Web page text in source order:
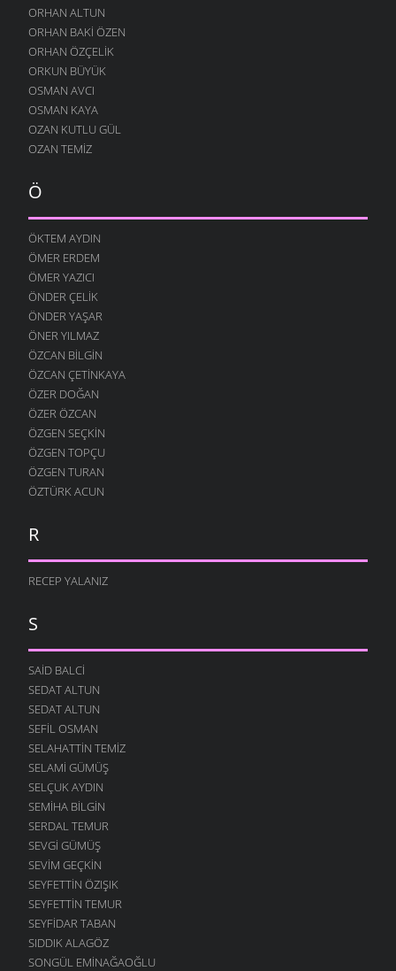
24 TEMMUZ 2004
ORHAN ALTUN
ORHAN BAKI ÖZEN
ORHAN ÖZÇELIK
ORKUN BÜYÜK
OSMAN AVCI
OSMAN KAYA
OZAN KUTLU GÜL
OZAN TEMIZ
Ö
ÖKTEM AYDIN
ÖMER ERDEM
ÖMER YAZICI
ÖNDER ÇELIK
ÖNDER YAŞAR
ÖNER YILMAZ
ÖZCAN BILGIN
ÖZCAN ÇETINKAYA
ÖZER DOĞAN
ÖZER ÖZCAN
ÖZGEN SEÇKIN
ÖZGEN TOPÇU
ÖZGEN TURAN
ÖZTÜRK ACUN
R
RECEP YALANIZ
S
SAID BALCI
SEDAT ALTUN
SEDAT ALTUN
SEFIL OSMAN
SELAHATTIN TEMIZ
SELAMI GÜMÜŞ
SELÇUK AYDIN
SEMIHA BILGIN
SERDAL TEMUR
SEVGI GÜMÜŞ
SEVIM GEÇKIN
SEYFETTIN ÖZIŞIK
SEYFETTIN TEMUR
SEYFIDAR TABAN
SIDDIK ALAGÖZ
SONGÜL EMINAĞAOĞLU